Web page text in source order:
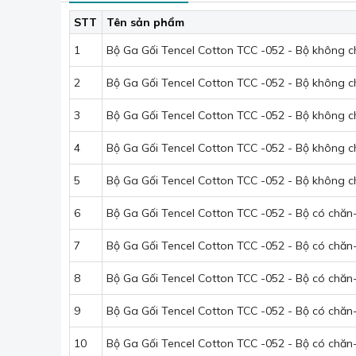
Tencel nổi bật với khả năng điều hòa nhiệt độ
không khí lưu thông tối ưu, đẩy hơi nóng ra
STT Tên sản phẩm
1
Bộ Ga Gối Tencel Cotton TCC -052 - Bộ không
2 Bộ Ga Gối Tencel Cotton TCC -052 - Bộ không
3 Bộ Ga Gối Tencel Cotton TCC -052 - Bộ không
4 Bộ Ga Gối Tencel Cotton TCC -052 - Bộ không
5 Bộ Ga Gối Tencel Cotton TCC -052 - Bộ không
6 Bộ Ga Gối Tencel Cotton TCC -052 - Bộ có
7 Bộ Ga Gối Tencel Cotton TCC -052 - Bộ có
8 Bộ Ga Gối Tencel Cotton TCC -052 - Bộ có
9 Bộ Ga Gối Tencel Cotton TCC -052 - Bộ có
10 Bộ Ga Gối Tencel Cotton TCC -052 - Bộ có